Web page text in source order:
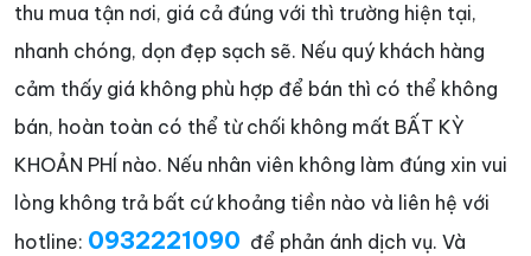
thu mua tận nơi, giá cả đúng với thì trường hiện tại,
nhanh chóng, dọn đẹp sạch sẽ. Nếu quý khách hàng
cảm thấy giá không phù hợp để bán thì có thể không
bán, hoàn toàn có thể từ chối không mất BẤT KỲ
KHOẢN PHÍ nào. Nếu nhân viên không làm đúng xin vui
lòng không trả bất cứ khoảng tiền nào và liên hệ với
hotline: 0932221090 để phản ánh dịch vụ. Và